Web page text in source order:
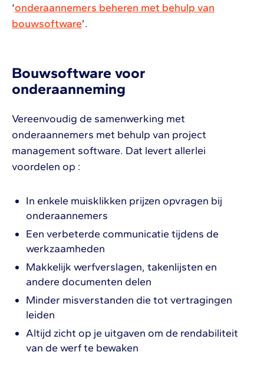
‘onderaannemers beheren met behulp van
bouwsoftware’.
Bouwsoftware voor
onderaanneming
Vereenvoudig de samenwerking met
onderaannemers met behulp van project
management software. Dat levert allerlei
voordelen op :
In enkele muisklikken prijzen opvragen bij
onderaannemers
Een verbeterde communicatie tijdens de
werkzaamheden
Makkelijk werfverslagen, takenlijsten en
andere documenten delen
Minder misverstanden die tot vertragingen
leiden
Altijd zicht op je uitgaven om de rendabiliteit
van de werf te bewaken